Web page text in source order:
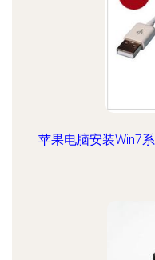
苹果电脑安装Win7